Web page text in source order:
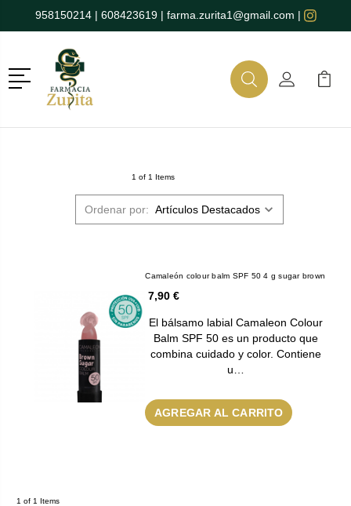
958150214| 608423619| farma.zurita1@gmail.com |
Menú
BuscarMi Cuenta
Mi
1 of 1 Items
Ordenar por:
Camaleón colour balm SPF 50 4 g sugar brown
7,90 €
El bálsamo labial Camaleon Colour
Balm SPF 50 es un producto que
combina cuidado y color. Contiene
u…
AGREGAR AL CARRITO
1 of 1 Items